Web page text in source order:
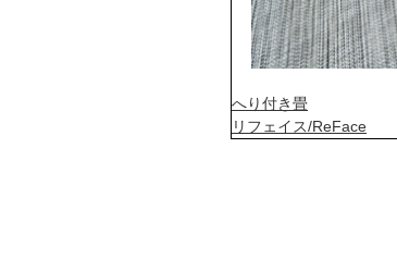
へり付き畳
リフェイス/ReFace